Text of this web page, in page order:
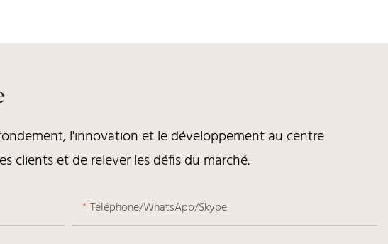
l'innovation et le développement au centre
clients et de relever les défis du marché.
Téléphone/WhatsApp/Skype